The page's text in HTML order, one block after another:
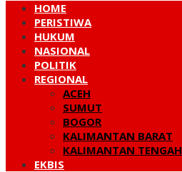
HOME
PERISTIWA
HUKUM
NASIONAL
POLITIK
REGIONAL
ACEH
SUMUT
BOGOR
KALIMANTAN BARAT
KALIMANTAN TENGAH
EKBIS